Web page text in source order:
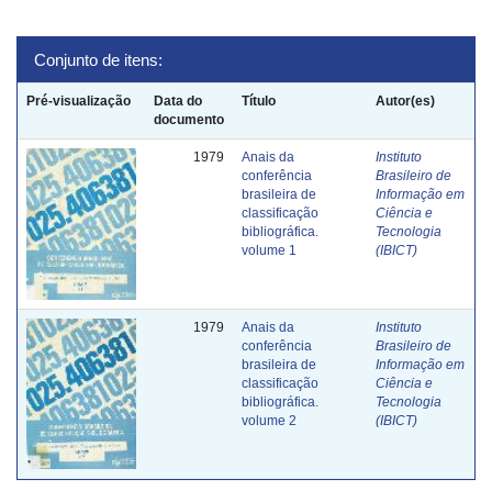
Conjunto de itens:
Pré-visualização
Data do
documento
Título Autor(es)
1979
Anais da
conferência
brasileira de
classificação
bibliográfica.
volume 1
Instituto
Brasileiro de
Informação em
Ciência e
Tecnologia
(IBICT)
1979
Anais da
conferência
brasileira de
classificação
bibliográfica.
volume 2
Instituto
Brasileiro de
Informação em
Ciência e
Tecnologia
(IBICT)